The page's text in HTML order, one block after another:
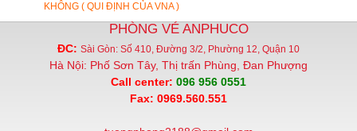
KHÔNG ( QUI ĐỊNH CỦA VNA )
PHÒNG VÉ ANPHUCO
ĐC: Sài Gòn: Số 410, Đường 3/2, Phường 12, Quận 10
Hà Nội: Phố Sơn Tây, Thị trấn Phùng, Đan Phượng
Call center: 096 956 0551
Fax: 0969.560.551